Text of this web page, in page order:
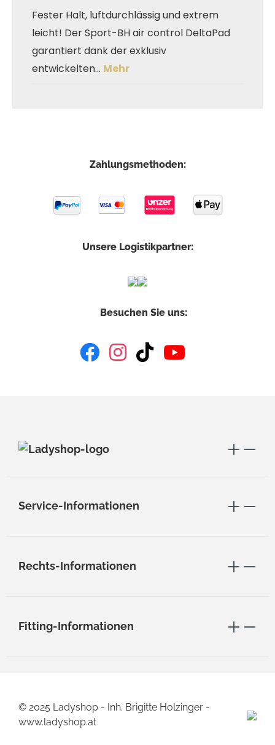
Fester Halt, luftdurchlässig und extrem
leicht! Der Sport-BH air control DeltaPad
garantiert dank der exklusiv
entwickelten… Mehr
Zahlungsmethoden:
Unsere Logistikpartner:
Besuchen Sie uns:
Service-Informationen
Rechts-Informationen
Fitting-Informationen
© 2025 Ladyshop - Inh. Brigitte Holzinger -
www.ladyshop.at